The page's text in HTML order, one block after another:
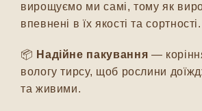
вирощуємо ми самі, тому як
впевнені в їх якості та сортності.
📦 Надійне пакування —
вологу тирсу, щоб рослини
та живими.